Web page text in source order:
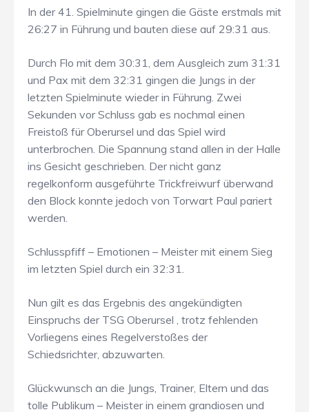
In der 41. Spielminute gingen die Gäste erstmals mit
26:27 in Führung und bauten diese auf 29:31 aus.
Durch Flo mit dem 30:31, dem Ausgleich zum 31:31
und Pax mit dem 32:31 gingen die Jungs in der
letzten Spielminute wieder in Führung. Zwei
Sekunden vor Schluss gab es nochmal einen
Freistoß für Oberursel und das Spiel wird
unterbrochen. Die Spannung stand allen in der Halle
ins Gesicht geschrieben. Der nicht ganz
regelkonform ausgeführte Trickfreiwurf überwand
den Block konnte jedoch von Torwart Paul pariert
werden.
Schlusspfiff – Emotionen – Meister mit einem Sieg
im letzten Spiel durch ein 32:31.
Nun gilt es das Ergebnis des angekündigten
Einspruchs der TSG Oberursel , trotz fehlenden
Vorliegens eines Regelverstoßes der
Schiedsrichter, abzuwarten.
Glückwunsch an die Jungs, Trainer, Eltern und das
tolle Publikum – Meister in einem grandiosen und